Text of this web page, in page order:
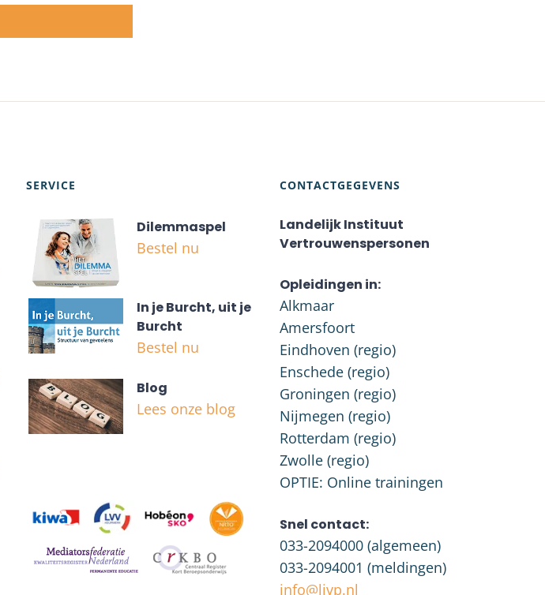
SERVICE
Dilemmaspel
Bestel nu
In je Burcht, uit je
Burcht
Bestel nu
Blog
Lees onze blog
CONTACTGEGEVENS
Landelijk Instituut
Vertrouwenspersonen
Opleidingen in:
Alkmaar
Amersfoort
Eindhoven (regio)
Enschede (regio)
Groningen (regio)
Nijmegen (regio)
Rotterdam (regio)
Zwolle (regio)
OPTIE: Online trainingen
Snel contact:
033-2094000 (algemeen)
033-2094001 (meldingen)
info@livp.nl